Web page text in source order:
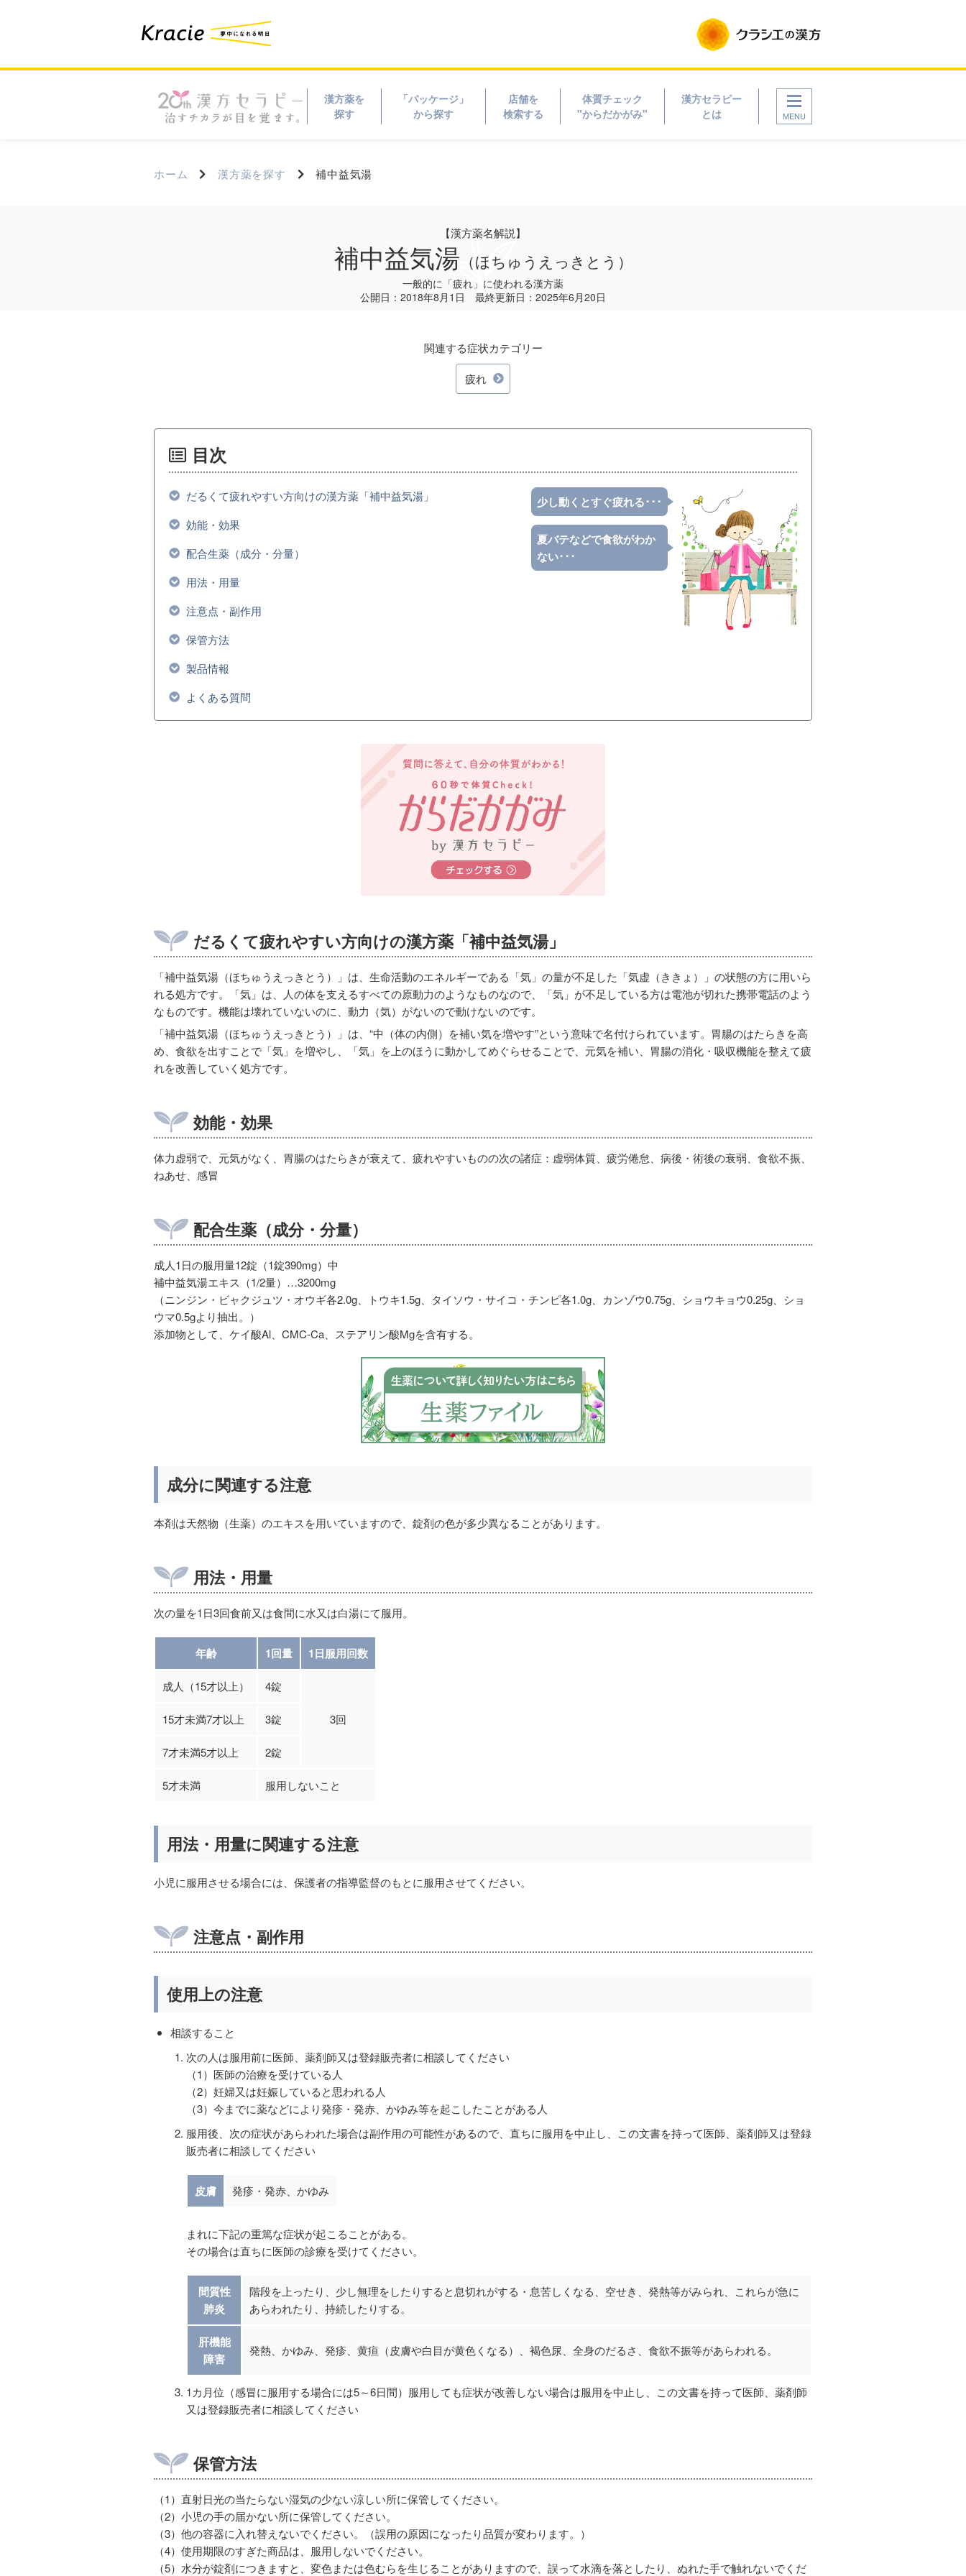
漢方薬を
探す
「パッケージ」
から探す
店舗を
検索する
体質チェック
"からだかがみ"
漢方セラピー
とは
MENU
ホーム 漢方薬を探す 補中益気湯
一般的に「疲れ」に使われる漢方薬
【漢方薬名解説】
補中益気湯 （ほちゅうえっきとう）
公開日：2018年8月1日 最終更新日：2025年6月20日
関連する症状カテゴリー
疲れ
目次
少し動くとすぐ疲れる･･･
夏バテなどで食欲がわか
ない･･･
だるくて疲れやすい方向けの漢方薬「補中益気湯」
効能・効果
配合生薬（成分・分量）
用法・用量
注意点・副作用
保管方法
製品情報
よくある質問
だるくて疲れやすい方向けの漢方薬「補中益気湯」
「補中益気湯（ほちゅうえっきとう）」は、生命活動のエネルギーである「気」の量が不足した「気虚（ききょ）」の状態の方に用いら
れる処方です。「気」は、人の体を支えるすべての原動力のようなものなので、「気」が不足している方は電池が切れた携帯電話のよう
なものです。機能は壊れていないのに、動力（気）がないので動けないのです。
「補中益気湯（ほちゅうえっきとう）」は、“中（体の内側）を補い気を増やす”という意味で名付けられています。胃腸のはたらきを高
め、食欲を出すことで「気」を増やし、「気」を上のほうに動かしてめぐらせることで、元気を補い、胃腸の消化・吸収機能を整えて疲
れを改善していく処方です。
効能・効果
体力虚弱で、元気がなく、胃腸のはたらきが衰えて、疲れやすいものの次の諸症：虚弱体質、疲労倦怠、病後・術後の衰弱、食欲不振、
ねあせ、感冒
配合生薬（成分・分量）
成人1日の服用量12錠（1錠390mg）中
補中益気湯エキス（1/2量）…3200mg
（ニンジン・ビャクジュツ・オウギ各2.0g、トウキ1.5g、タイソウ・サイコ・チンピ各1.0g、カンゾウ0.75g、ショウキョウ0.25g、ショ
ウマ0.5gより抽出。）
添加物として、ケイ酸Al、CMC-Ca、ステアリン酸Mgを含有する。
成分に関連する注意
本剤は天然物（生薬）のエキスを用いていますので、錠剤の色が多少異なることがあります。
用法・用量
次の量を1日3回食前又は食間に水又は白湯にて服用。
年齢 1回量 1日服用回数
成人（15才以上） 4錠
3回
15才未満7才以上 3錠
7才未満5才以上 2錠
5才未満 服用しないこと
用法・用量に関連する注意
小児に服用させる場合には、保護者の指導監督のもとに服用させてください。
注意点・副作用
使用上の注意
相談すること
次の人は服用前に医師、薬剤師又は登録販売者に相談してください
（1）医師の治療を受けている人
（2）妊婦又は妊娠していると思われる人
（3）今までに薬などにより発疹・発赤、かゆみ等を起こしたことがある人
服用後、次の症状があらわれた場合は副作用の可能性があるので、直ちに服用を中止し、この文書を持って医師、薬剤師又は登録
販売者に相談してください
皮膚 発疹・発赤、かゆみ
まれに下記の重篤な症状が起こることがある。
その場合は直ちに医師の診療を受けてください。
間質性
肺炎
階段を上ったり、少し無理をしたりすると息切れがする・息苦しくなる、空せき、発熱等がみられ、これらが急に
あらわれたり、持続したりする。
肝機能
障害
発熱、かゆみ、発疹、黄疸（皮膚や白目が黄色くなる）、褐色尿、全身のだるさ、食欲不振等があらわれる。
1カ月位（感冒に服用する場合には5～6日間）服用しても症状が改善しない場合は服用を中止し、この文書を持って医師、薬剤師
又は登録販売者に相談してください
保管方法
（1）直射日光の当たらない湿気の少ない涼しい所に保管してください。
（2）小児の手の届かない所に保管してください。
（3）他の容器に入れ替えないでください。（誤用の原因になったり品質が変わります。）
（4）使用期限のすぎた商品は、服用しないでください。
（5）水分が錠剤につきますと、変色または色むらを生じることがありますので、誤って水滴を落としたり、ぬれた手で触れないでくだ